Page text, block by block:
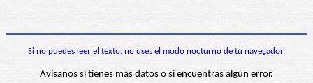
Si no puedes leer el texto, no uses el modo nocturno de tu navegador.
Avísanos si tienes más datos o si encuentras algún error.